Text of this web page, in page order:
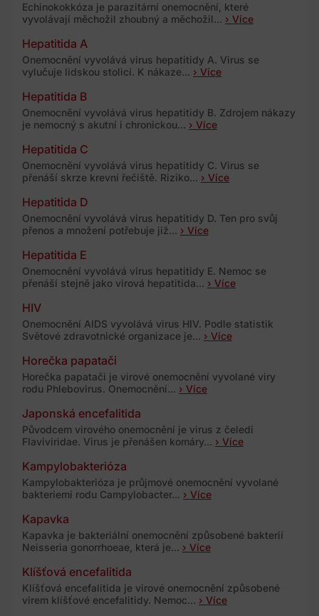
Echinokokkóza je parazitární onemocnění, které
vyvolávají měchožil zhoubný a měchožil... › Více
Hepatitida A
Onemocnění vyvolává virus hepatitidy A. Virus se
vylučuje lidskou stolicí. K nákaze... › Více
Hepatitida B
Onemocnění vyvolává virus hepatitidy B. Zdrojem nákazy
je nemocný s akutní i chronickou... › Více
Hepatitida C
Onemocnění vyvolává virus hepatitidy C. Virus se
přenáší skrze krevní řečiště. Riziko... › Více
Hepatitida D
Onemocnění vyvolává virus hepatitidy D. Ten pro svůj
přenos a množení potřebuje již... › Více
Hepatitida E
Onemocnění vyvolává virus hepatitidy E. Nemoc se
přenáší stejně jako virová hepatitida... › Více
HIV
Onemocnění AIDS vyvolává virus HIV. Podle statistik
Světové zdravotnické organizace je... › Více
Horečka papatači
Horečka papatači je virové onemocnění vyvolané viry
rodu Phlebovirus. Onemocnění... › Více
Japonská encefalitida
Původcem virového onemocnění je virus z čeledi
Flaviviridae. Virus je přenášen komáry... › Více
Kampylobakterióza
Kampylobakterióza je průjmové onemocnění vyvolané
bakteriemi rodu Campylobacter... › Více
Kapavka
Kapavka je bakteriální onemocnění způsobené bakterií
Neisseria gonorrhoeae, která je... › Více
Klíšťová encefalitida
Klíšťová encefalitida je virové onemocnění způsobené
virem klíšťové encefalitidy. Nemoc... › Více